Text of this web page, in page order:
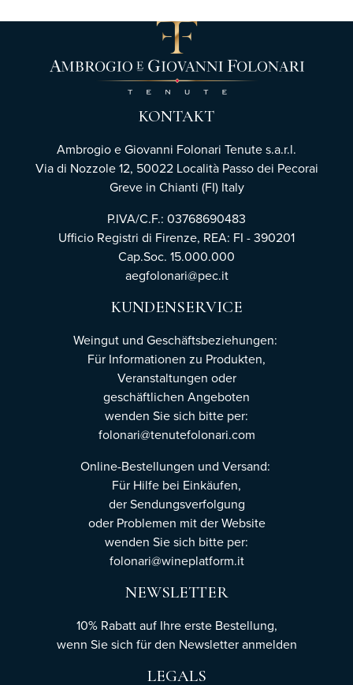
KONTAKT
Ambrogio e Giovanni Folonari Tenute s.a.r.l.
Via di Nozzole 12, 50022 Località Passo dei Pecorai
Greve in Chianti (FI) Italy
P.IVA/C.F.: 03768690483
Ufficio Registri di Firenze, REA: FI - 390201
Cap.Soc. 15.000.000
aegfolonari@pec.it
KUNDENSERVICE
Weingut und Geschäftsbeziehungen:
Für Informationen zu Produkten,
Veranstaltungen oder
geschäftlichen Angeboten
wenden Sie sich bitte per:
folonari@tenutefolonari.com
Online-Bestellungen und Versand:
Für Hilfe bei Einkäufen,
der Sendungsverfolgung
oder Problemen mit der Website
wenden Sie sich bitte per:
folonari@wineplatform.it
NEWSLETTER
10% Rabatt auf Ihre erste Bestellung,
wenn Sie sich für den Newsletteranmelden
LEGALS